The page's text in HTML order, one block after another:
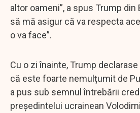
altor oameni”, a spus Trump din
să mă asigur că va respecta
o va face”.
Cu o zi înainte, Trump
că este foarte nemulțumit de
a pus sub semnul întrebării
președintelui ucrainean